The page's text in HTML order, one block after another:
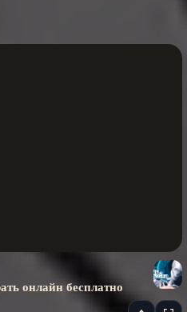
онлайн бесплатно